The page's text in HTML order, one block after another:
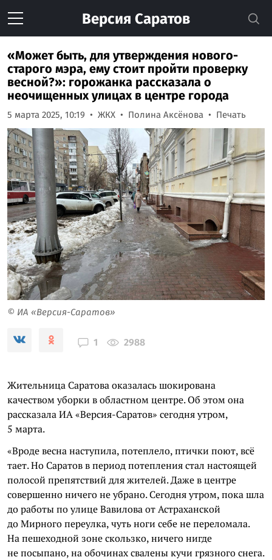
Версия Саратов
«Может быть, для утверждения нового-
старого мэра, ему стоит пройти проверку
весной?»: горожанка рассказала о
неочищенных улицах в центре города
5 марта 2025, 10:19 ЖКХ Полина Аксёнова Печать
© ИА «Версия-Саратов»
1 2988
Жительница Саратова оказалась шокирована
качеством уборки в областном центре. Об этом она
рассказала ИА «Версия-Саратов» сегодня утром,
5 марта.
«Вроде весна наступила, потеплело, птички поют, всё
тает. Но Саратов в период потепления стал настоящей
полосой препятствий для жителей. Даже в центре
совершенно ничего не убрано. Сегодня утром, пока шла
до работы по улице Вавилова от Астраханской
до Мирного переулка, чуть ноги себе не переломала.
На пешеходной зоне скользко, ничего нигде
не посыпано, на обочинах свалены кучи грязного снега.